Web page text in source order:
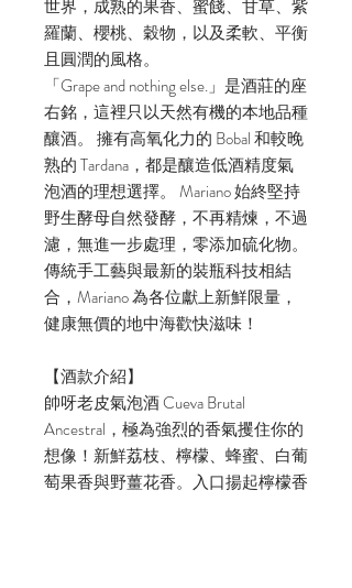
世界，成熟的果香、蜜餞、甘草、紫
羅蘭、櫻桃、穀物，以及柔軟、平衡
且圓潤的風格。
「Grape and nothing else.」是酒莊的座
右銘，這裡只以天然有機的本地品種
釀酒。 擁有高氧化力的 Bobal 和較晚
熟的 Tardana，都是釀造低酒精度氣
泡酒的理想選擇。 Mariano 始終堅持
野生酵母自然發酵，不再精煉，不過
濾，無進一步處理，零添加硫化物。
傳統手工藝與最新的裝瓶科技相結
合，Mariano 為各位獻上新鮮限量，
健康無價的地中海歡快滋味！
【酒款介紹】
帥呀老皮氣泡酒 Cueva Brutal
Ancestral，極為強烈的香氣攫住你的
想像！新鮮荔枝、檸檬、蜂蜜、白葡
萄果香與野薑花香。入口揚起檸檬香